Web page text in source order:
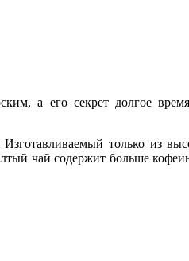
а его секрет долгое
только из
чай содержит больше